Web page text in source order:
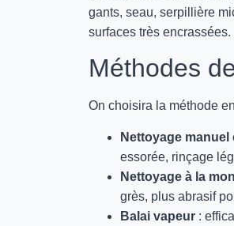
gants, seau, serpillière
surfaces très encrassées.
Méthodes
On choisira la méthode
Nettoyage
essorée, rinçage
Nettoyage à la
grès, plus abrasif
Balai vapeur :